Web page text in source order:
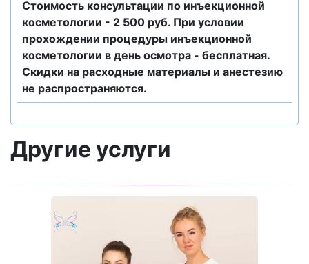
Стоимость консультации по инъекционной
косметологии - 2 500 руб. При условии
прохождении процедуры инъекционной
косметологии в день осмотра - бесплатная.
Скидки на расходные материалы и анестезию
не распространяются.
Другие услуги